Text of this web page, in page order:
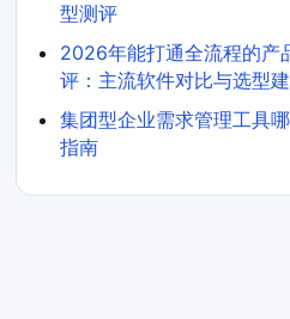
型测评
2026年能打通全流程的产
评：主流软件对比与选型
集团型企业需求管理工具
指南